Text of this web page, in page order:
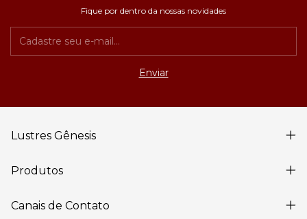
Fique por dentro da nossas novidades
Lustres Gênesis
Produtos
Canais de Contato